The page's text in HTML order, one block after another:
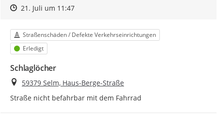
Zeitpunkt des Erstellens
Zeitpunkt des Erstellens
21. Juli um 11:47Zur Äußerung
Kategorie
Straßenschäden / Defekte Verkehrseinrichtungen
Status
Erledigt
Schlaglöcher
Ort
59379 Selm, Haus-Berge-Straße
Straße nicht befahrbar mit dem Fahrrad